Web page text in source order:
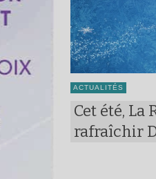
ACTUALITÉS
Cet été, La
rafraîchir